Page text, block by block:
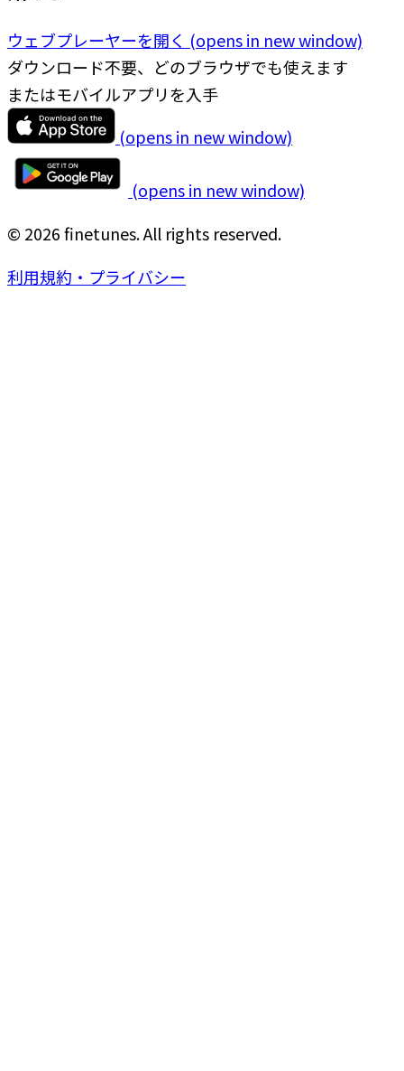
ウェブプレーヤーを開く (opens in new window)
ダウンロード不要、どのブラウザでも使えます
またはモバイルアプリを入手
(opens in new window)
(opens in new window)
© 2026 finetunes. All rights reserved.
利用規約・プライバシー